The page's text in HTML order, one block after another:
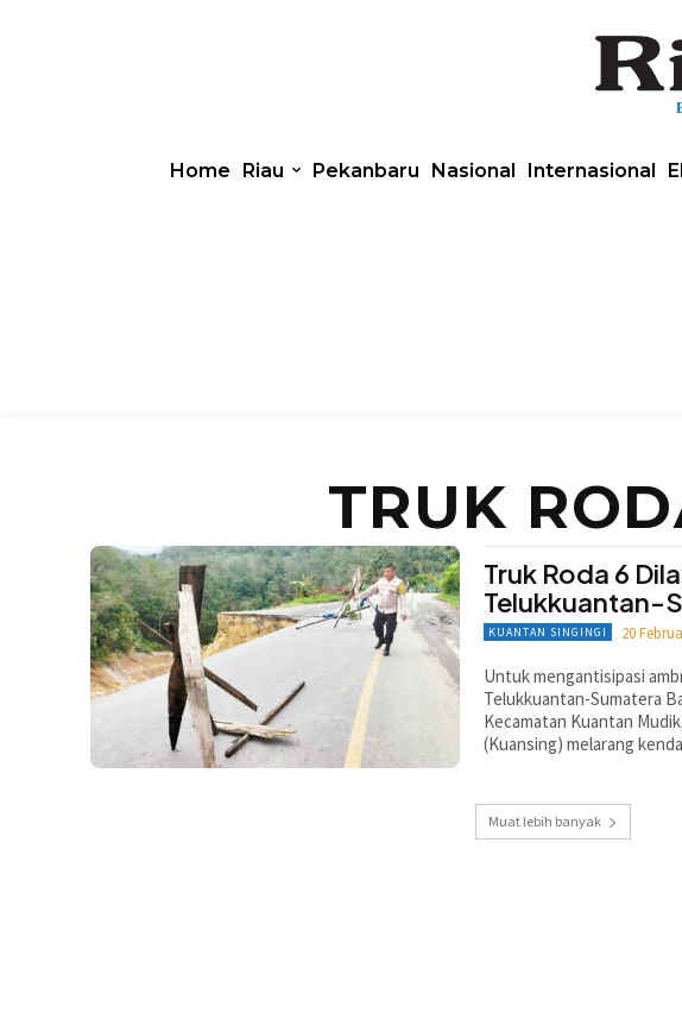
Home Riau Pekanbaru Nasional Internasional
TRUK
Truk Roda 6
Telukkuantan-
KUANTAN SINGINGI 20
Untuk mengantisipasi
Telukkuantan-Sumatera
Kecamatan Kuantan
(Kuansing) melarang
Muat lebih banyak